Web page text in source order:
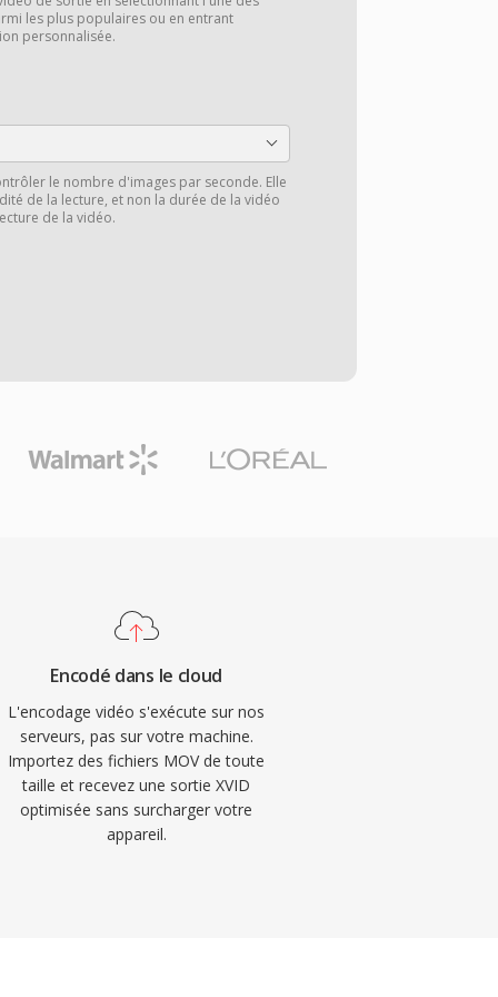
les plus populaires ou en entrant
personnalisée.
le nombre d'images par seconde. Elle
de la lecture, et non la durée de la vidéo
de la vidéo.
Encodé dans le cloud
L'encodage vidéo s'exécute sur nos
serveurs, pas sur votre machine.
Importez des fichiers MOV de toute
taille et recevez une sortie XVID
optimisée sans surcharger votre
appareil.